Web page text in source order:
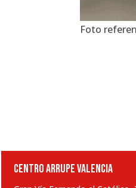
Foto
CENTRO ARRUPE VALENCIA